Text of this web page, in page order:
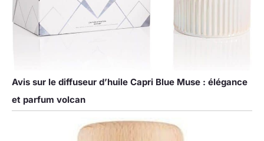
Avis sur le diffuseur d’huile Capri Blue Muse : élégance
et parfum volcan